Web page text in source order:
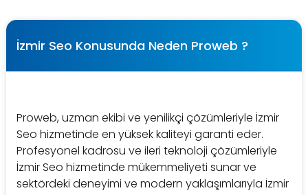
İzmir Seo Konusunda Neden Proweb ?
Proweb, uzman ekibi ve yenilikçi çözümleriyle İzmir
Seo hizmetinde en yüksek kaliteyi garanti eder.
Profesyonel kadrosu ve ileri teknoloji çözümleriyle
İzmir Seo hizmetinde mükemmeliyeti sunar ve
sektördeki deneyimi ve modern yaklaşımlarıyla İzmir